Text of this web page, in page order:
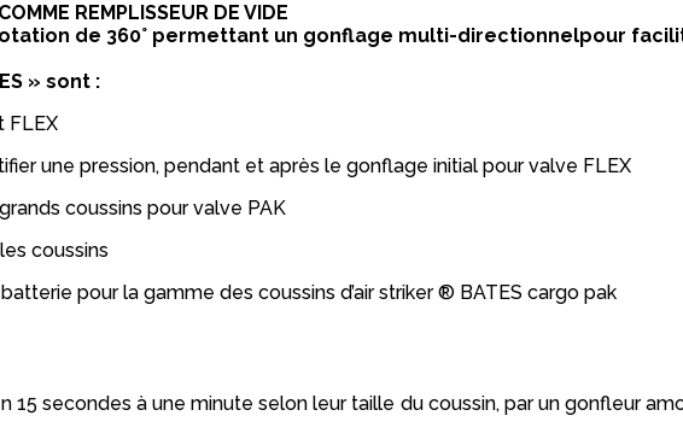
REMPLISSEUR DE VIDE
de 360° permettant un gonflage multi-directionnelpour
» sont :
FLEX
une pression, pendant et après le gonflage initial pour valve FLEX
coussins pour valve PAK
coussins
pour la gamme des coussins d’air striker ® BATES cargo pak
15 secondes à une minute selon leur taille du coussin, par un gonfleur